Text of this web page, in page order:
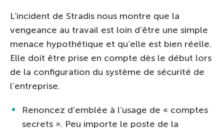
L’incident de Stradis nous montre que la
vengeance au travail est loin d’être une simple
menace hypothétique et qu’elle est bien réelle.
Elle doit être prise en compte dès le début lors
de la configuration du système de sécurité de
l’entreprise.
Renoncez d’emblée à l’usage de « comptes
secrets ». Peu importe le poste de la